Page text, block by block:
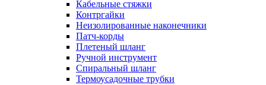
Кабельные стяжки
Контргайки
Неизолированные наконечники
Патч-корды
Плетеный шланг
Ручной инструмент
Спиральный шланг
Термоусадочные трубки